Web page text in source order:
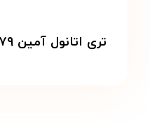
تری اتانول آمین ۱۰۸۳۷۹